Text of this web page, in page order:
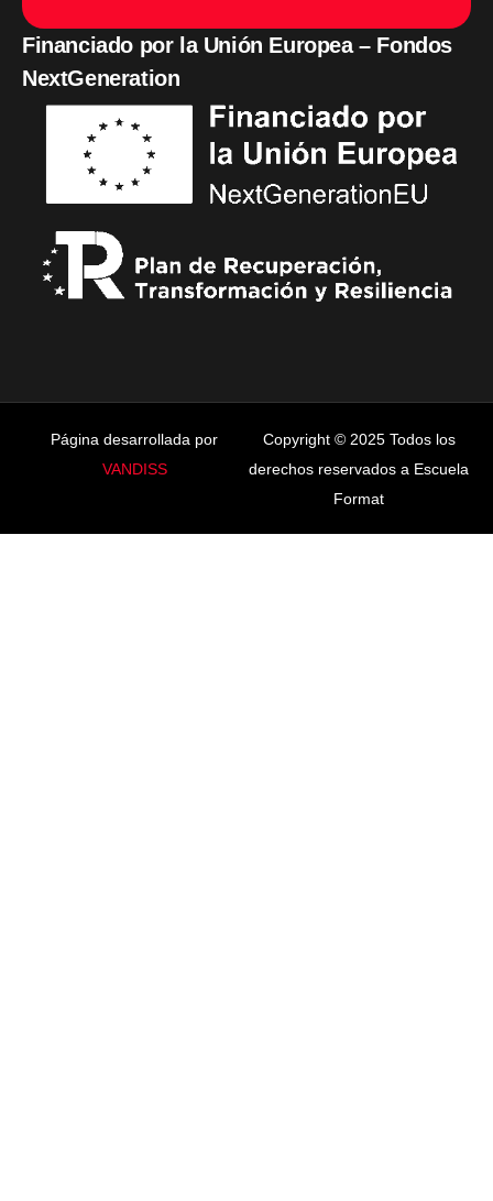
Financiado por la Unión Europea – Fondos
NextGeneration
Copyright © 2025 Todos los
derechos reservados a Escuela
Format
Página desarrollada por
VANDISS